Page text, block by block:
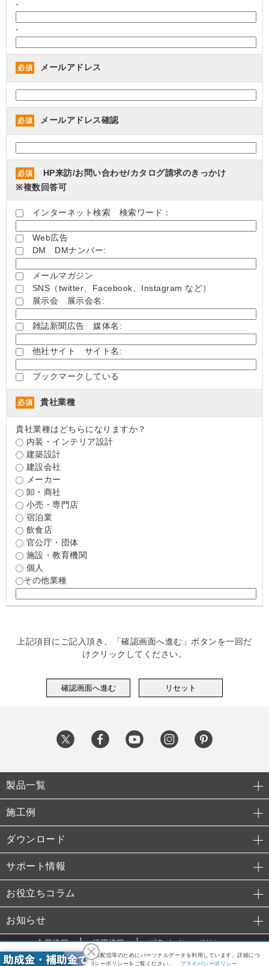
-
-
必須 メールアドレス
必須 メールアドレス確認
必須
HP来訪/お問い合わせ/カタログ請求のきっかけ
※複数回答可
インターネット検索 検索ワード：
Web広告
DM DMナンバー:
メールマガジン
SNS（twitter、Facebook、Instagram など）
展示会 展示会名:
雑誌新聞広告 媒体名:
他社サイト サイト名:
ブックマークしている
必須 貴社業種
貴社業種はどちらになりますか？
内装・インテリア設計
建築設計
建設会社
メーカー
卸・商社
小売・専門店
宿泊業
飲食店
官公庁・団体
施設・教育機関
個人
その他業種
上記項目にご記入頂き、「確認画面へ進む」ボタンを一回だ
けクリックしてください。
利便性向上や利用状況の分析、広告配信等のためにパーソナルデータを利用しています。詳細につ
いては、当社のプライバシーポリシーをご覧ください。
プライバシーポリシー
製品一覧
施工例
ダウンロード
サポート情報
お役立ちコラム
お知らせ
企業情報 採用情報 プライバシーポリシー
© 2015 TAKANO Co., Ltd.